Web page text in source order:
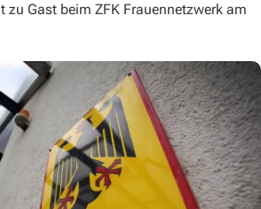
zu Gast beim ZFK Frauennetzwerk am